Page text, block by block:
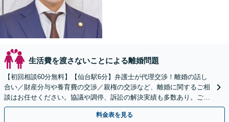
生活費を渡さないことによる離婚問題
【初回相談60分無料】【仙台駅6分】弁護士が代理交渉！離婚の話し
合い／財産分与や養育費の交渉／親権の交渉など、離婚に関するご相
談はお任せください。協議や調停、訴訟の解決実績も多数あり。ご希
望に寄り添いながら、最善の解決を目指して対応します
料金表を見る